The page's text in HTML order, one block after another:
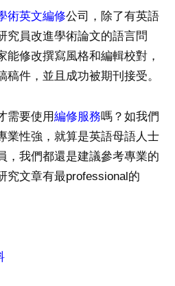
術英文編修公司，除了有英語
究員改進學術論文的語言問
能修改撰寫風格和編輯校對，
件，並且成功被期刊接受。
需要使用編修服務嗎？如我們
業性強，就算是英語母語人士
，我們都還是建議參考專業的
究文章有最professional的